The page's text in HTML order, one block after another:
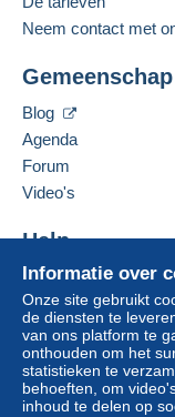
Informatie over
Onze site gebruikt
de diensten te
van ons platform te
onthouden om het
statistieken te
behoeften, om
inhoud te delen op
Neem contact met
Gemeenschap
Blog
Agenda
Forum
Video's
Help
Hulpcentrum
Kopen op Delcampe
Verkopen op
Een beveiligde